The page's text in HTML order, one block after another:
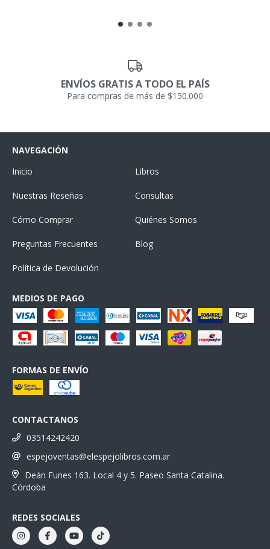
ENVÍOS GRATIS A TODO EL PAÍS
Para compras de más de $150.000
NAVEGACIÓN
Inicio
Libros
Nuestras Reseñas Consultas
Cómo Comprar Quiénes Somos
Preguntas Frecuentes Blog
Política de Devolución
MEDIOS DE PAGO
FORMAS DE ENVÍO
CONTACTANOS
03514242420
espejoventas@elespejolibros.com.ar
Deán Funes 163. Local 4 y 5. Paseo Santa Catalina.
Córdoba
REDES SOCIALES